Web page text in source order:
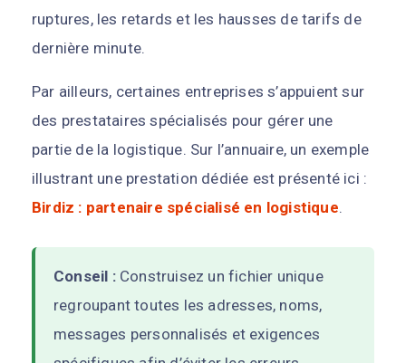
ruptures, les retards et les hausses de tarifs de
dernière minute.
Par ailleurs, certaines entreprises s’appuient sur
des prestataires spécialisés pour gérer une
partie de la logistique. Sur l’annuaire, un exemple
illustrant une prestation dédiée est présenté ici :
Birdiz : partenaire spécialisé en logistique.
Conseil :Construisez un fichier unique
regroupant toutes les adresses, noms,
messages personnalisés et exigences